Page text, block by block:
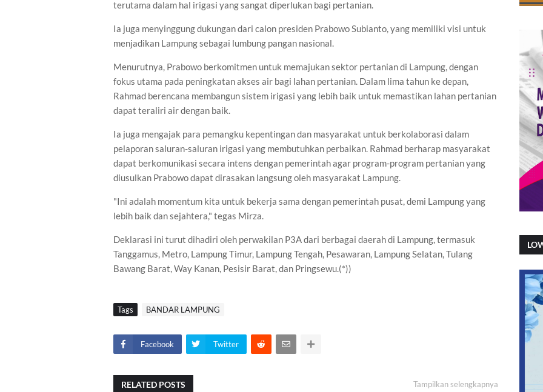
terutama dalam hal irigasi yang sangat diperlukan bagi pertanian.
Ia juga menyinggung dukungan dari calon presiden Prabowo Subianto, yang memiliki visi untuk
menjadikan Lampung sebagai lumbung pangan nasional.
Menurutnya, Prabowo berkomitmen untuk memajukan sektor pertanian di Lampung, dengan
fokus utama pada peningkatan akses air bagi lahan pertanian. Dalam lima tahun ke depan,
Rahmad berencana membangun sistem irigasi yang lebih baik untuk memastikan lahan pertanian
dapat teraliri air dengan baik.
Ia juga mengajak para pemangku kepentingan dan masyarakat untuk berkolaborasi dalam
pelaporan saluran-saluran irigasi yang membutuhkan perbaikan. Rahmad berharap masyarakat
dapat berkomunikasi secara intens dengan pemerintah agar program-program pertanian yang
diusulkan Prabowo dapat dirasakan langsung oleh masyarakat Lampung.
"Ini adalah momentum kita untuk bekerja sama dengan pemerintah pusat, demi Lampung yang
lebih baik dan sejahtera," tegas Mirza.
Deklarasi ini turut dihadiri oleh perwakilan P3A dari berbagai daerah di Lampung, termasuk
Tanggamus, Metro, Lampung Timur, Lampung Tengah, Pesawaran, Lampung Selatan, Tulang
Bawang Barat, Way Kanan, Pesisir Barat, dan Pringsewu.(*))
Tags BANDAR LAMPUNG
Facebook Twitter
RELATED POSTS Tampilkan selengkapnya